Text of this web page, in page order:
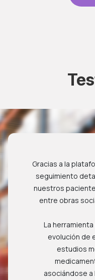
Gracias a la
seguimiento
nuestros
entre obras
La
evolución de
estudios
asociándose